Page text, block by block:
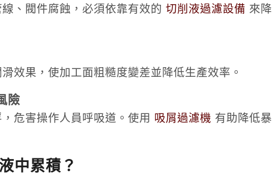
、閥件腐蝕，必須依靠有效的 切削液過濾設備 來降
效果，使加工面粗糙度變差並降低生產效率。
險
危害操作人員呼吸道。使用 吸屑過濾機 有助降低暴
中累積？